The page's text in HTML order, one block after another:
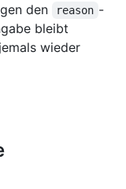
den
reason -
bleibt
wieder